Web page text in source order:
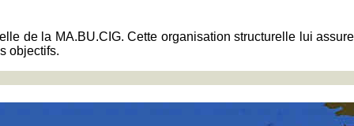
de la MA.BU.CIG. Cette organisation structurelle lui
objectifs.